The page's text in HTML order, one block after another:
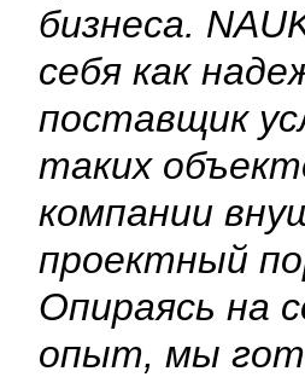
бизнеса.
себя как
поставщик
таких
компании
проектный
Опираясь на
опыт, мы